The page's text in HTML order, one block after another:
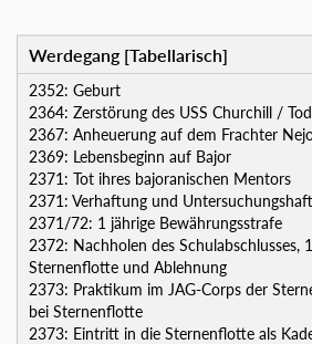
Werdegang [Tabellarisch]
2352: Geburt
2364: Zerstörung des USS Churchill /
2367: Anheuerung auf dem Frachter
2369: Lebensbeginn auf Bajor
2371: Tot ihres bajoranischen Mentors
2371: Verhaftung und
2371/72: 1 jährige Bewährungsstrafe
2372: Nachholen des Schulabschlusses,
Sternenflotte und Ablehnung
2373: Praktikum im JAG-Corps der
bei Sternenflotte
2373: Eintritt in die Sternenflotte als